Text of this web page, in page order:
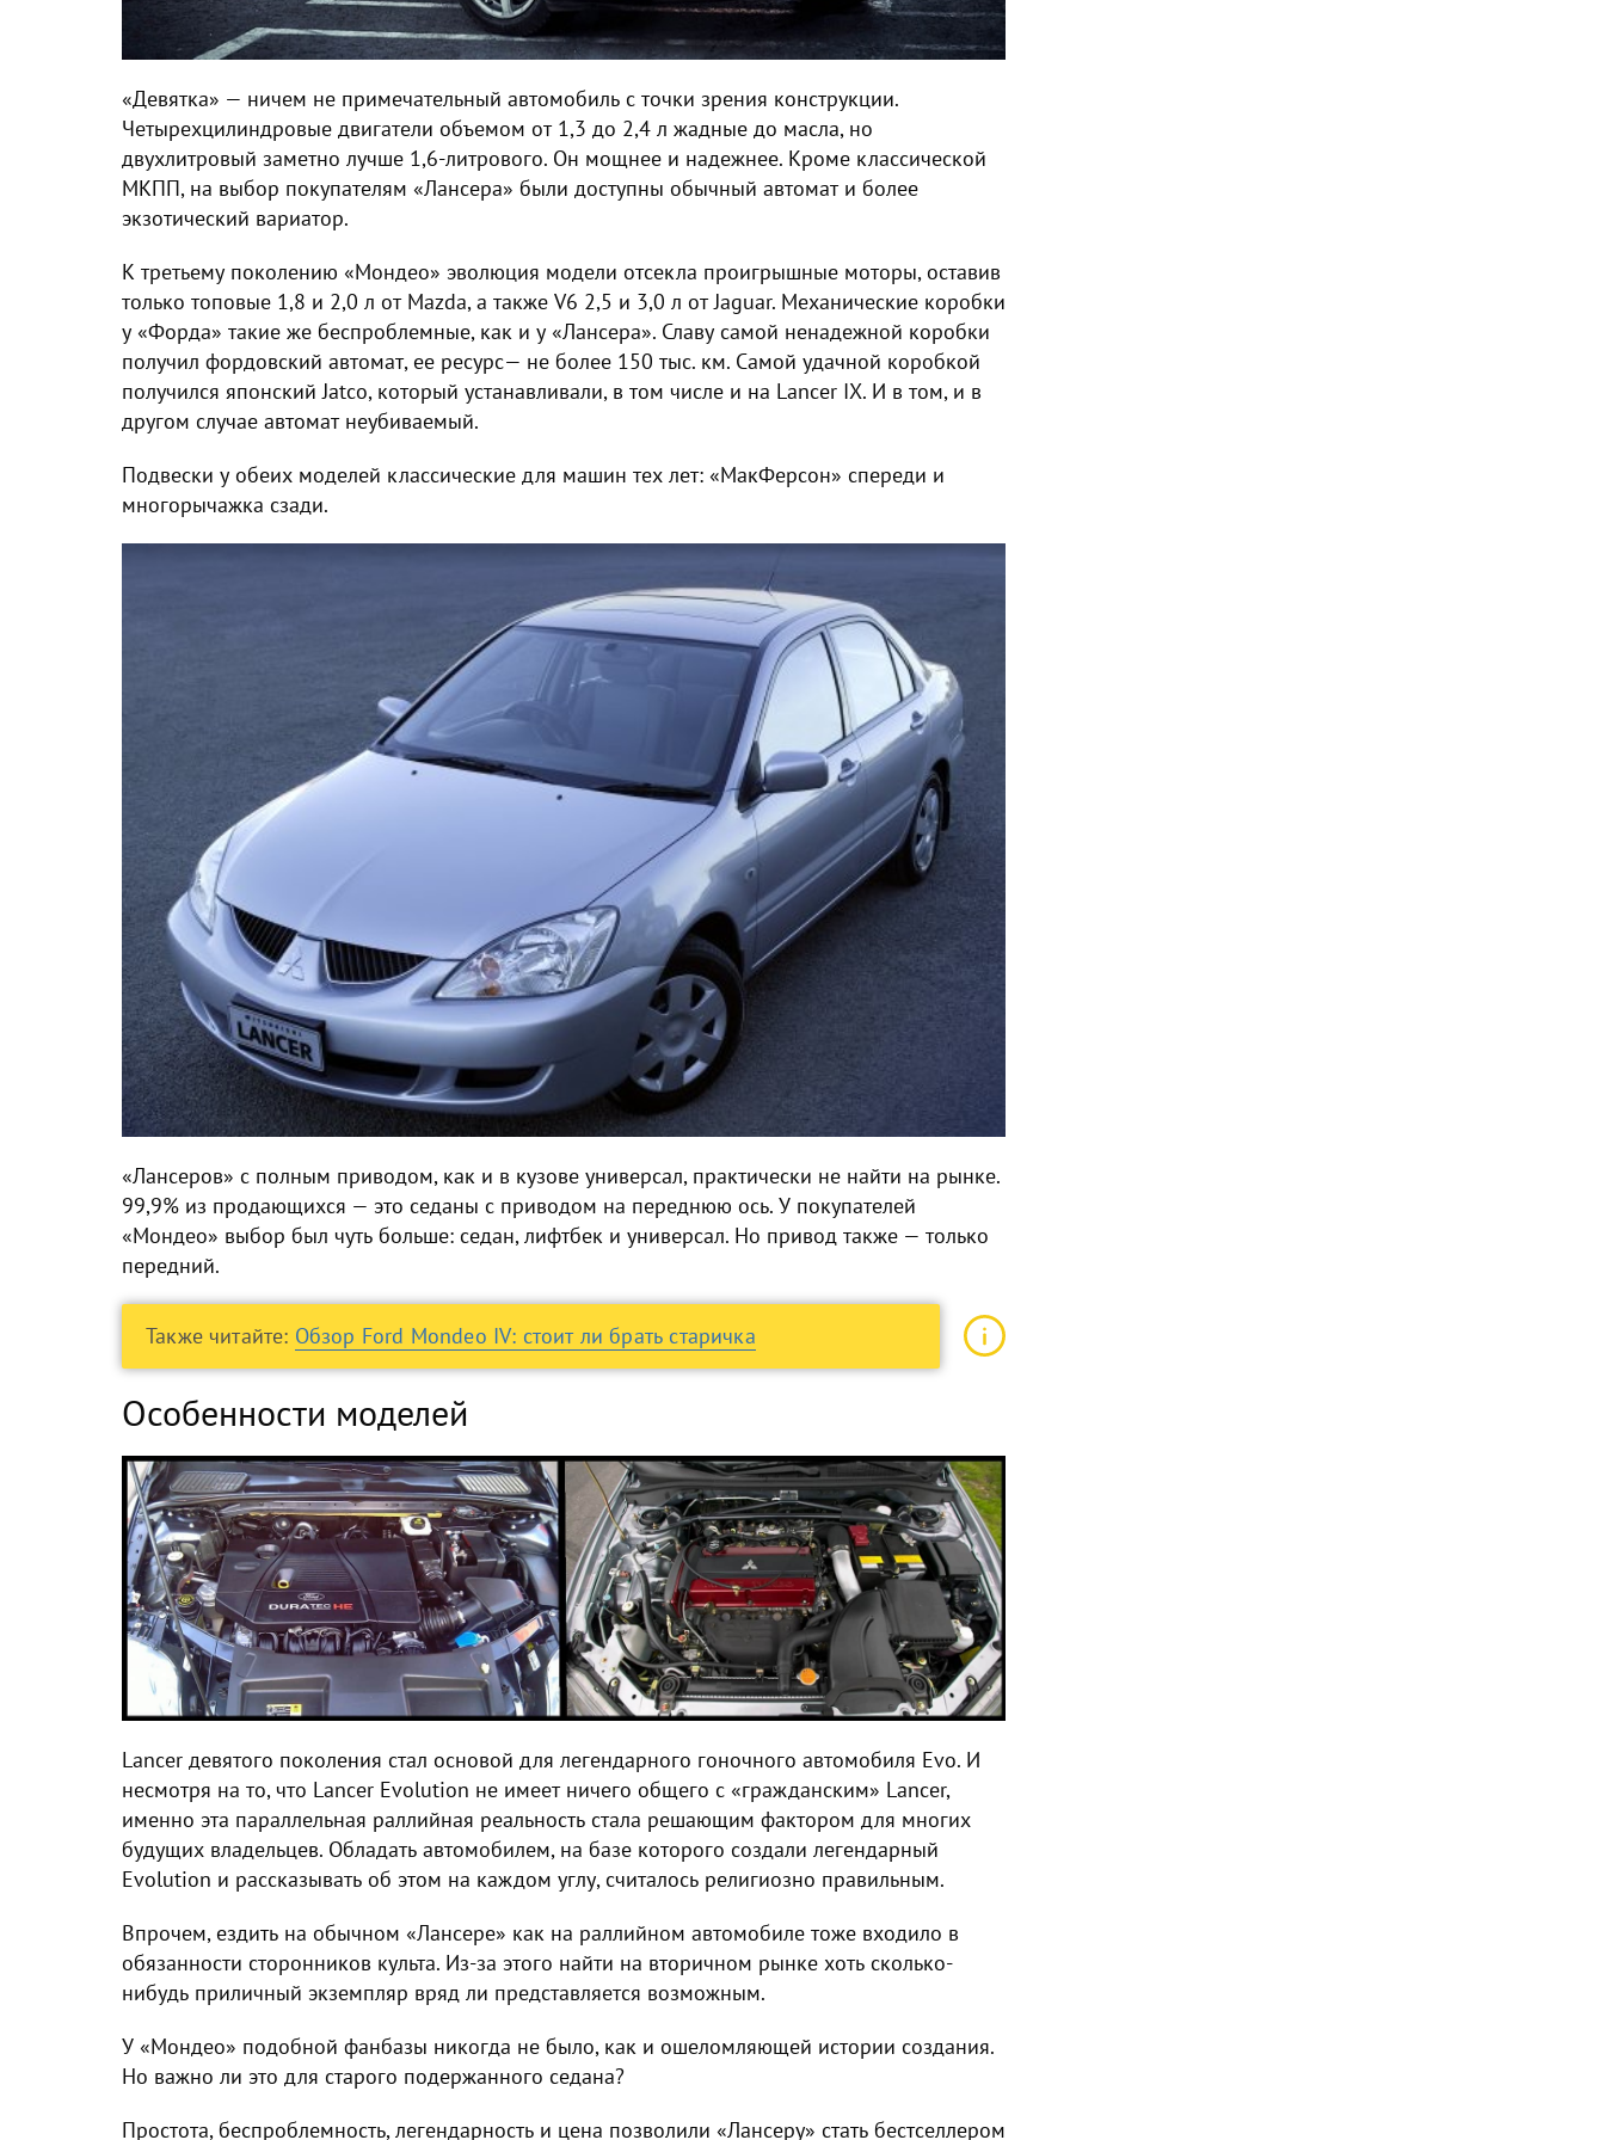
«Девятка» — ничем не примечательный автомобиль с точки зрения конструкции.
Четырехцилиндровые двигатели объемом от 1,3 до 2,4 л жадные до масла, но
двухлитровый заметно лучше 1,6-литрового. Он мощнее и надежнее. Кроме классической
МКПП, на выбор покупателям «Лансера» были доступны обычный автомат и более
экзотический вариатор.
К третьему поколению «Мондео» эволюция модели отсекла проигрышные моторы, оставив
только топовые 1,8 и 2,0 л от Mazda, а также V6 2,5 и 3,0 л от Jaguar. Механические коробки
у «Форда» такие же беспроблемные, как и у «Лансера». Славу самой ненадежной коробки
получил фордовский автомат, ее ресурс— не более 150 тыс. км. Самой удачной коробкой
получился японский Jatco, который устанавливали, в том числе и на Lancer IX. И в том, и в
другом случае автомат неубиваемый.
Подвески у обеих моделей классические для машин тех лет: «МакФерсон» спереди и
многорычажка сзади.
«Лансеров» с полным приводом, как и в кузове универсал, практически не найти на рынке.
99,9% из продающихся — это седаны с приводом на переднюю ось. У покупателей
«Мондео» выбор был чуть больше: седан, лифтбек и универсал. Но привод также — только
передний.
Также читайте: Обзор Ford Mondeo IV: стоит ли брать старичка
Особенности моделей
Lancer девятого поколения стал основой для легендарного гоночного автомобиля Evo. И
несмотря на то, что Lancer Evolution не имеет ничего общего с «гражданским» Lancer,
именно эта параллельная раллийная реальность стала решающим фактором для многих
будущих владельцев. Обладать автомобилем, на базе которого создали легендарный
Evolution и рассказывать об этом на каждом углу, считалось религиозно правильным.
Впрочем, ездить на обычном «Лансере» как на раллийном автомобиле тоже входило в
обязанности сторонников культа. Из-за этого найти на вторичном рынке хоть сколько-
нибудь приличный экземпляр вряд ли представляется возможным.
У «Мондео» подобной фанбазы никогда не было, как и ошеломляющей истории создания.
Но важно ли это для старого подержанного седана?
Простота, беспроблемность, легендарность и цена позволили «Лансеру» стать бестселлером